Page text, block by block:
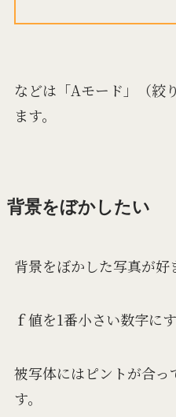
などは「Aモード」（絞
ます。
背景をぼかしたい
背景をぼかした写真が好
ｆ値を1番小さい数字に
被写体にはピントが合っ
す。